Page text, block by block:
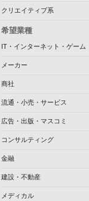
クリエイティブ系
希望業種
IT・インターネット・ゲーム
メーカー
商社
流通・小売・サービス
広告・出版・マスコミ
コンサルティング
金融
建設・不動産
メディカル